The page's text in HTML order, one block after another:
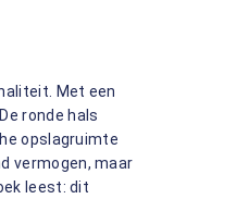
Met een
ronde hals
opslagruimte
vermogen, maar
leest: dit